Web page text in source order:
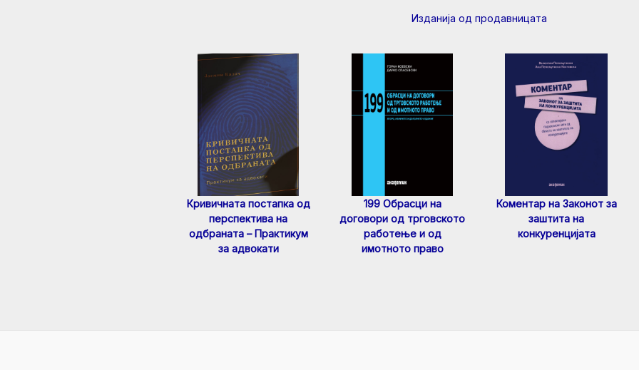
Изданија од продавницата
Кривичната постапка од
перспектива на
одбраната – Практикум
за адвокати
199 Обрасци на
договори од трговското
работење и од
имотното право
Коментар на Законот за
заштита на
конкуренцијата